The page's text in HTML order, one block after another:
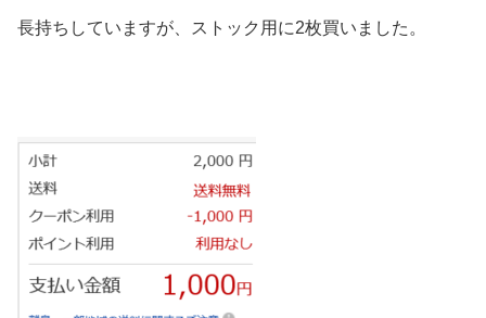
長持ちしていますが、ストック用に2枚買いました。